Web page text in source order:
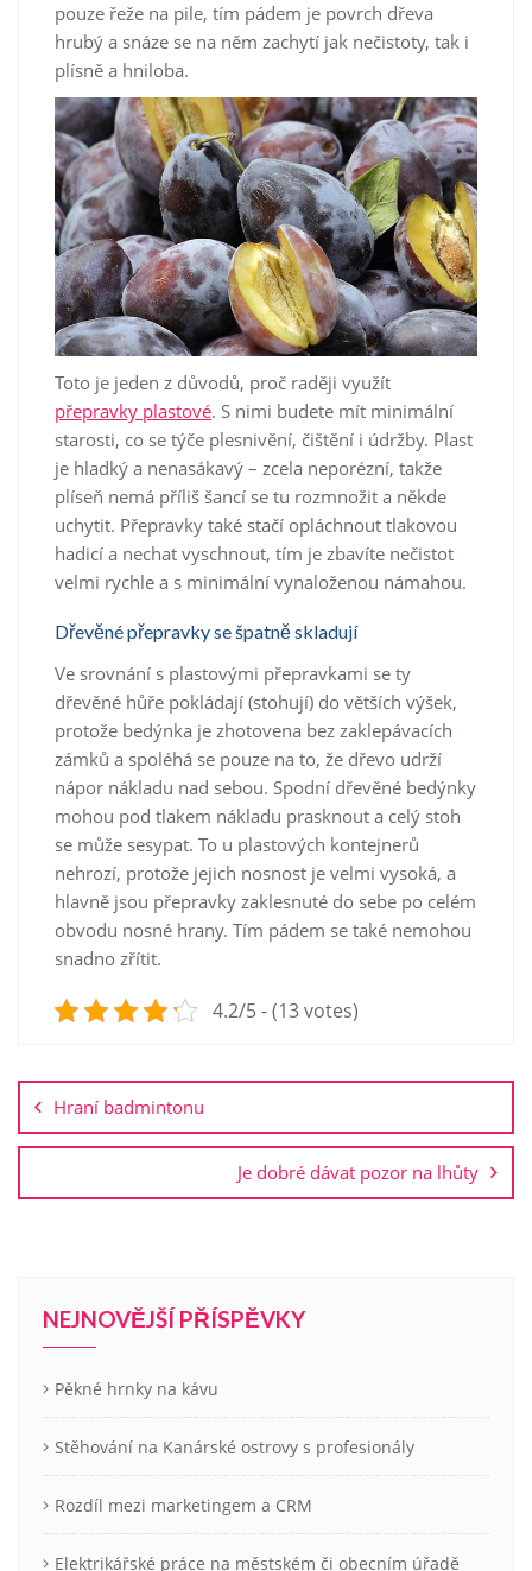
pouze řeže na pile, tím pádem je povrch dřeva
hrubý a snáze se na něm zachytí jak nečistoty, tak i
plísně a hniloba.
Toto je jeden z důvodů, proč raději využít
přepravky plastové. S nimi budete mít minimální
starosti, co se týče plesnivění, čištění i údržby. Plast
je hladký a nenasákavý – zcela neporézní, takže
plíseň nemá příliš šancí se tu rozmnožit a někde
uchytit. Přepravky také stačí opláchnout tlakovou
hadicí a nechat vyschnout, tím je zbavíte nečistot
velmi rychle a s minimální vynaloženou námahou.
Dřevěné přepravky se špatně skladují
Ve srovnání s plastovými přepravkami se ty
dřevěné hůře pokládají (stohují) do větších výšek,
protože bedýnka je zhotovena bez zaklepávacích
zámků a spoléhá se pouze na to, že dřevo udrží
nápor nákladu nad sebou. Spodní dřevěné bedýnky
mohou pod tlakem nákladu prasknout a celý stoh
se může sesypat. To u plastových kontejnerů
nehrozí, protože jejich nosnost je velmi vysoká, a
hlavně jsou přepravky zaklesnuté do sebe po celém
obvodu nosné hrany. Tím pádem se také nemohou
snadno zřítit.
4.2/5 - (13 votes)
pro
příspěvek
Hraní badmintonu
Je dobré dávat pozor na lhůty
NEJNOVĚJŠÍ PŘÍSPĚVKY
Pěkné hrnky na kávu
Stěhování na Kanárské ostrovy s profesionály
Rozdíl mezi marketingem a CRM
Elektrikářské práce na městském či obecním úřadě